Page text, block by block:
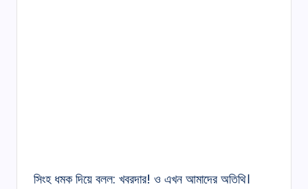
সিংহ ধমক দিয়ে বলল: খবরদার! ও এখন আমাদের অতিথি।